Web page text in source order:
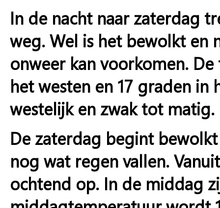
In de nacht naar zaterdag
weg. Wel is het bewolkt en
onweer kan voorkomen.
het westen en 17 graden in
westelijk en zwak tot matig.
De zaterdag begint
nog wat regen vallen.
ochtend op. In de middag